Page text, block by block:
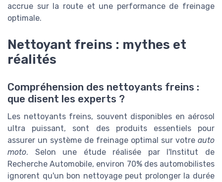
accrue sur la route et une performance de freinage
optimale.
Nettoyant freins : mythes et
réalités
Compréhension des nettoyants freins :
que disent les experts ?
Les nettoyants freins, souvent disponibles en aérosol
ultra puissant, sont des produits essentiels pour
assurer un système de freinage optimal sur votre auto
moto. Selon une étude réalisée par l'Institut de
Recherche Automobile, environ 70% des automobilistes
ignorent qu'un bon nettoyage peut prolonger la durée